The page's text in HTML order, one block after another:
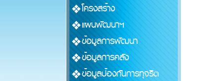
โครงสร้าง
แผนพัฒนาฯ
ข้อมูลการพัฒนา
ข้อมูลการคลัง
ข้อมูลป้องกันการทุจริต